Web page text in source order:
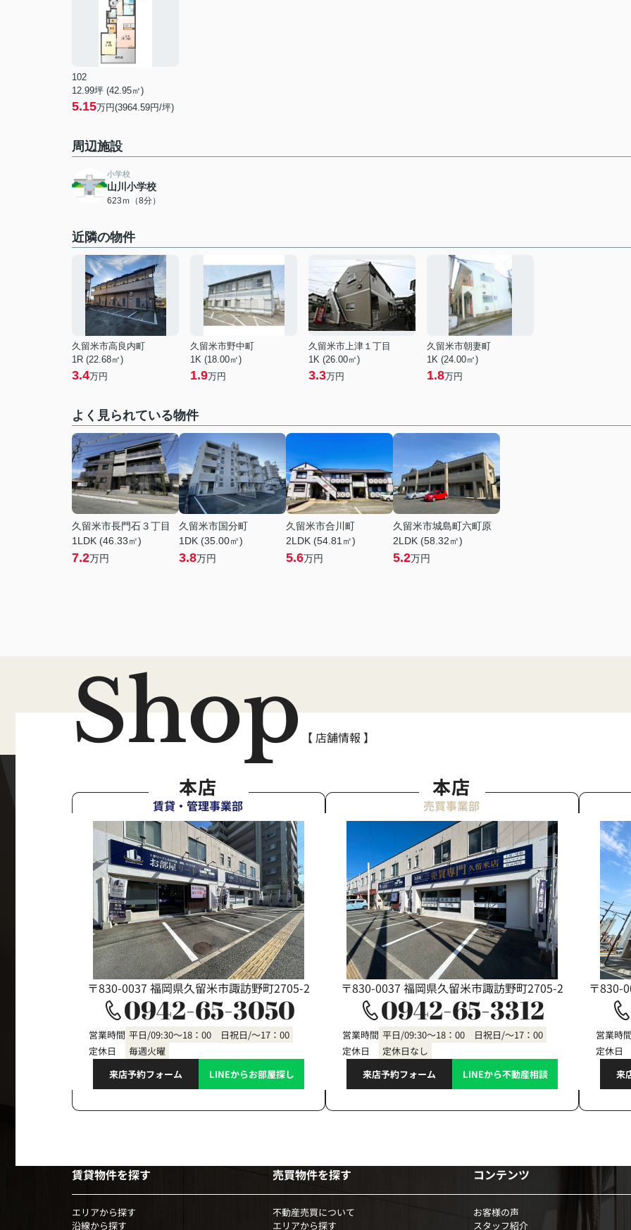
102
12.99坪 (42.95㎡)
5.15万円(3964.59円/坪)
周辺施設
小学校
山川小学校
623ｍ（8分）
近隣の物件
久留米市高良内町
1R (22.68㎡)
3.4万円
久留米市野中町
1K (18.00㎡)
1.9万円
久留米市上津１丁目
1K (26.00㎡)
3.3万円
久留米市朝妻町
1K (24.00㎡)
1.8万円
よく見られている物件
久留米市長門石３丁目
1LDK (46.33㎡)
7.2万円
久留米市国分町
1DK (35.00㎡)
3.8万円
久留米市合川町
2LDK (54.81㎡)
5.6万円
久留米市城島町六町原
2LDK (58.32㎡)
5.2万円
Shop 【 店舗情報 】
本店
賃貸・管理事業部
〒830-0037 福岡県久留米市諏訪野町2705-2
0942-65-3050
営業時間 平日/09:30～18：00 日祝日/～17：00
定休日
毎週火曜
来店予約フォーム
LINEからお部屋探し
本店
売買事業部
〒830-0037 福岡県久留米市諏訪野町2705-2
0942-65-3312
営業時間 平日/09:30～18：00 日祝日/～17：00
定休日
定休日なし
来店予約フォーム
LINEから不動産相談
〒830-
営業時
定休日
来
賃貸物件を探す
エリアから探す
沿線から探す
売買物件を探す
不動産売買について
エリアから探す
コンテンツ
お客様の声
スタッフ紹介